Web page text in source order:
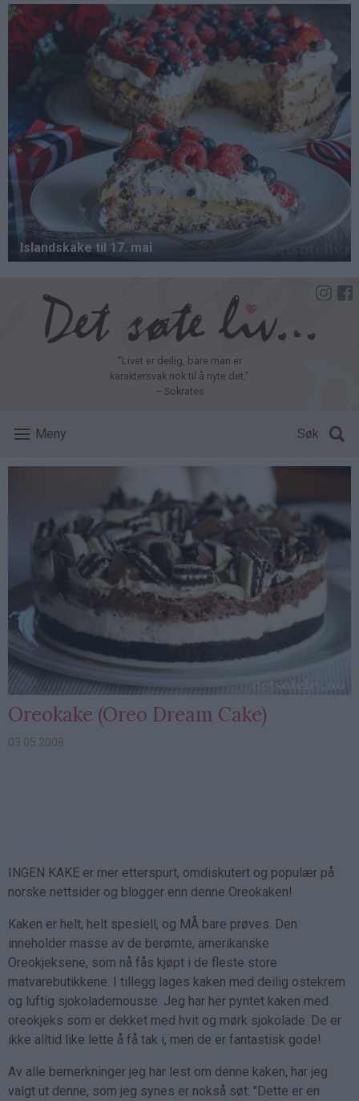
Hopp
hovedinnhold
"Livet er deilig, bare man er
karaktersvak nok til å nyte det."
– Sokrates
Meny Søk
Oreokake (Oreo Dream Cake)
03.05.2008
INGEN KAKE er mer etterspurt, omdiskutert og populær på
norske nettsider og blogger enn denne Oreokaken!
Kaken er helt, helt spesiell, og MÅ bare prøves. Den
inneholder masse av de berømte, amerikanske
Oreokjeksene, som nå fås kjøpt i de fleste store
matvarebutikkene. I tillegg lages kaken med deilig ostekrem
og luftig sjokolademousse. Jeg har her pyntet kaken med
oreokjeks som er dekket med hvit og mørk sjokolade. De er
ikke alltid like lette å få tak i, men de er fantastisk gode!
Av alle bemerkninger jeg har lest om denne kaken, har jeg
valgt ut denne, som jeg synes er nokså søt: "Dette er en